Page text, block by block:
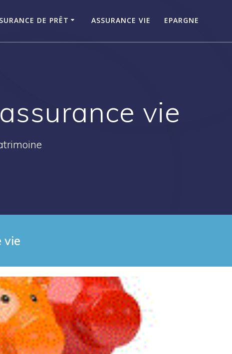
DE PRÊT ASSURANCE VIE EPARGNE
vie
vie